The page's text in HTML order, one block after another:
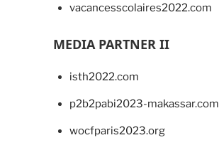
vacancesscolaires2022.com
MEDIA PARTNER II
isth2022.com
p2b2pabi2023-makassar.com
wocfparis2023.org